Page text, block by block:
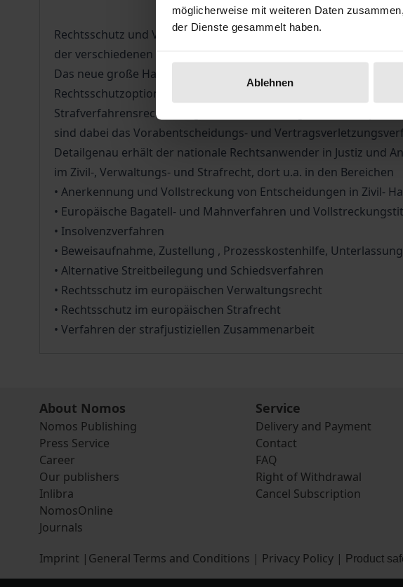
möglicherweise mit weiteren Daten
der Dienste gesammelt haben.
Ablehnen
Rechtsschutz und Verfahren sind zentrale Bausteine der
der verschiedenen Verfahrensordnungen kennt, kann konkrete
Das neue große Handbuch zum EU-Rechtsschutz entwickelt
Rechtsschutzoptionen und Verfahrensarten vor dem EuGH, dem
Strafverfahrensrechts dargestellt und in übergeordnete
sind dabei das Vorabentscheidungs- und
Detailgenau erhält der nationale Rechtsanwender in Justiz und
im Zivil-, Verwaltungs- und Strafrecht, dort u.a. in den Bereichen
• Anerkennung und Vollstreckung von Entscheidungen in Zivil-
• Europäische Bagatell- und Mahnverfahren und
• Insolvenzverfahren
• Beweisaufnahme, Zustellung , Prozesskostenhilfe,
• Alternative Streitbeilegung und Schiedsverfahren
• Rechtsschutz im europäischen Verwaltungsrecht
• Rechtsschutz im europäischen Strafrecht
• Verfahren der strafjustiziellen Zusammenarbeit
About Nomos
Nomos Publishing
Press Service
Career
Our publishers
Inlibra
NomosOnline
Journals
Service
Delivery and Payment
Contact
FAQ
Right of Withdrawal
Cancel Subscription
Imprint | General Terms and Conditions | Privacy Policy | Product